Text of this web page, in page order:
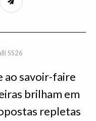
SS26
ao savoir-faire
brilham em
repletas